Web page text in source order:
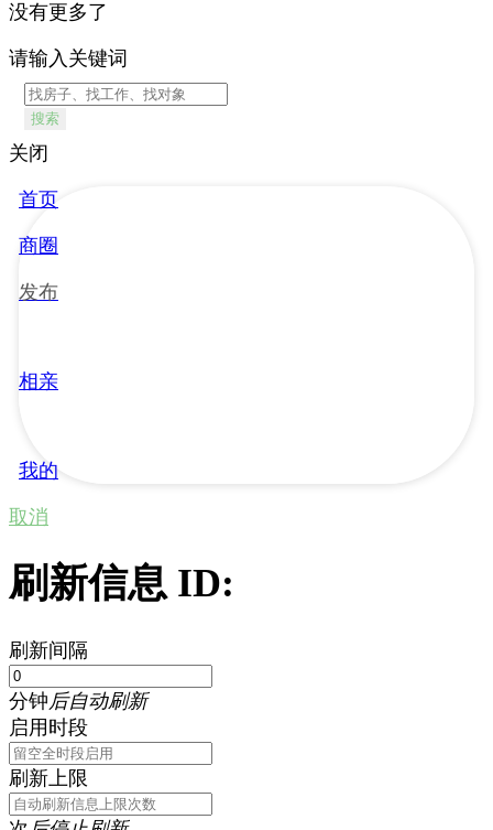
没有更多了
请输入关键词
搜索
关闭
首页
商圈
发布
相亲
我的
取消
刷新信息 ID:
刷新间隔
分钟后自动刷新
启用时段
刷新上限